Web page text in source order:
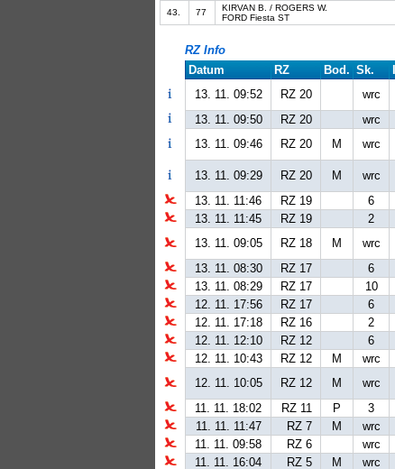
43.
77
KIRVAN B. / ROGERS W.
FORD Fiesta ST
RZ Info
Datum
RZ Bod. Sk.
13. 11. 09:52
RZ 20 wrc
13. 11. 09:50
RZ 20 wrc
13. 11. 09:46
RZ 20 M wrc
13. 11. 09:29
RZ 20 M wrc
13. 11. 11:46
RZ 19 6
13. 11. 11:45
RZ 19 2
13. 11. 09:05
RZ 18 M wrc
13. 11. 08:30
RZ 17 6
13. 11. 08:29
RZ 17 10
12. 11. 17:56
RZ 17 6
12. 11. 17:18
RZ 16 2
12. 11. 12:10
RZ 12 6
12. 11. 10:43
RZ 12 M wrc
12. 11. 10:05
RZ 12 M wrc
11. 11. 18:02
RZ 11 P 3
11. 11. 11:47
RZ 7 M wrc
11. 11. 09:58
RZ 6 wrc
11. 11. 16:04
RZ 5 M wrc